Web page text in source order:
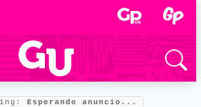
Esperando anuncio...